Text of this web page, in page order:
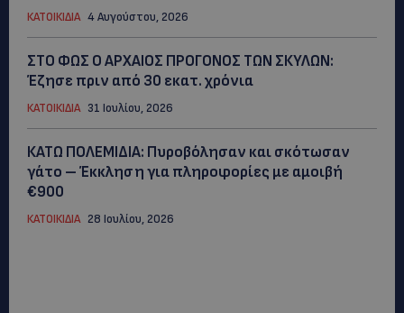
ΚΑΤΟΙΚΙΔΙΑ 4 Αυγούστου, 2026
ΣΤΟ ΦΩΣ Ο ΑΡΧΑΙΟΣ ΠΡΟΓΟΝΟΣ ΤΩΝ ΣΚΥΛΩΝ:
Έζησε πριν από 30 εκατ. χρόνια
ΚΑΤΟΙΚΙΔΙΑ 31 Ιουλίου, 2026
ΚΑΤΩ ΠΟΛΕΜΙΔΙΑ: Πυροβόλησαν και σκότωσαν
γάτο – Έκκληση για πληροφορίες με αμοιβή
€900
ΚΑΤΟΙΚΙΔΙΑ 28 Ιουλίου, 2026